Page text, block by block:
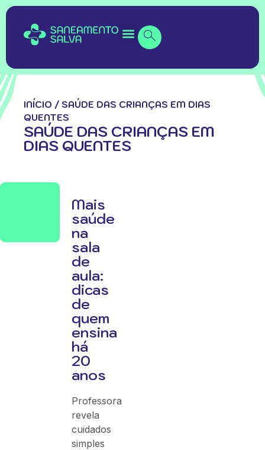
INÍCIO / SAÚDE DAS CRIANÇAS EM DIAS
QUENTES
SAÚDE DAS CRIANÇAS EM
DIAS QUENTES
Mais
saúde
na
sala
de
aula:
dicas
de
quem
ensina
há
20
anos
Professora
revela
cuidados
simples